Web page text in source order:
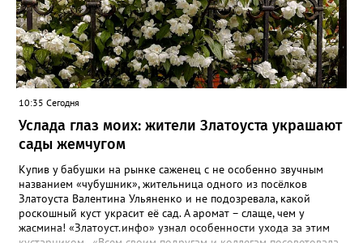
10:35 Сегодня
Услада глаз моих: жители Златоуста украшают
сады жемчугом
Купив у бабушки на рынке саженец с не особенно звучным
названием «чубушник», жительница одного из посёлков
Златоуста Валентина Ульяненко и не подозревала, какой
роскошный куст украсит её сад. А аромат – слаще, чем у
жасмина! «Златоуст.инфо» узнал особенности ухода за этим